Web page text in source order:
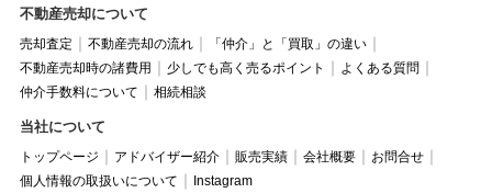
不動産売却について
売却査定 不動産売却の流れ
「仲介」と「買取」の違い
不動産売却時の諸費用
少しでも高く売るポイント
よくある質問
仲介手数料について
相続相談
当社について
トップページ アドバイザー紹介 販売実績 会社概要
お問合せ
個人情報の取扱いについて
Instagram